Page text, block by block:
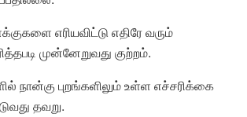
எரியவிட்டு எதிரே வரும்
முன்னேறுவது குற்றம்.
நான்கு புறங்களிலும் உள்ள எச்சரிக்கை
தவறு.